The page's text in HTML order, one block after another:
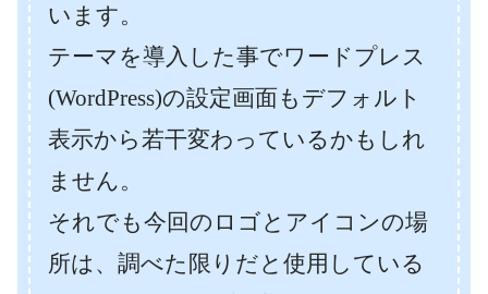
います。
テーマを導入した事でワードプレス
(WordPress)の設定画面もデフォルト
表示から若干変わっているかもしれ
ません。
それでも今回のロゴとアイコンの場
所は、調べた限りだと使用している